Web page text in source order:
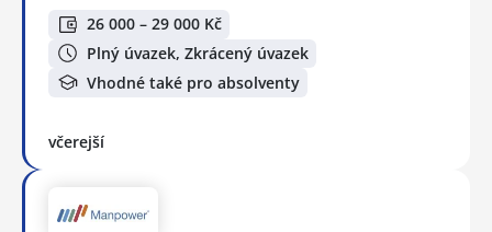
26 000 – 29 000 Kč
Plný úvazek, Zkrácený úvazek
Vhodné také pro absolventy
včerejší